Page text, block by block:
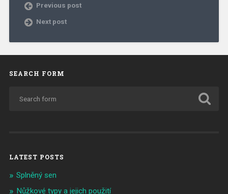
Previous post
Next post
SEARCH FORM
LATEST POSTS
Splněný sen
Nůžkové typy a jejich použití